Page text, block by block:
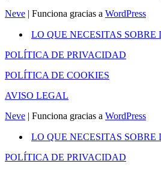
Neve | Funciona gracias a WordPress
LO QUE NECESITAS SOBRE
POLÍTICA DE PRIVACIDAD
POLÍTICA DE COOKIES
AVISO LEGAL
Neve | Funciona gracias a WordPress
LO QUE NECESITAS SOBRE
POLÍTICA DE PRIVACIDAD